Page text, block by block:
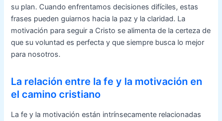
su plan. Cuando enfrentamos decisiones difíciles, estas
frases pueden guiarnos hacia la paz y la claridad. La
motivación para seguir a Cristo se alimenta de la certeza de
que su voluntad es perfecta y que siempre busca lo mejor
para nosotros.
La relación entre la fe y la motivación en
el camino cristiano
La fe y la motivación están intrínsecamente relacionadas